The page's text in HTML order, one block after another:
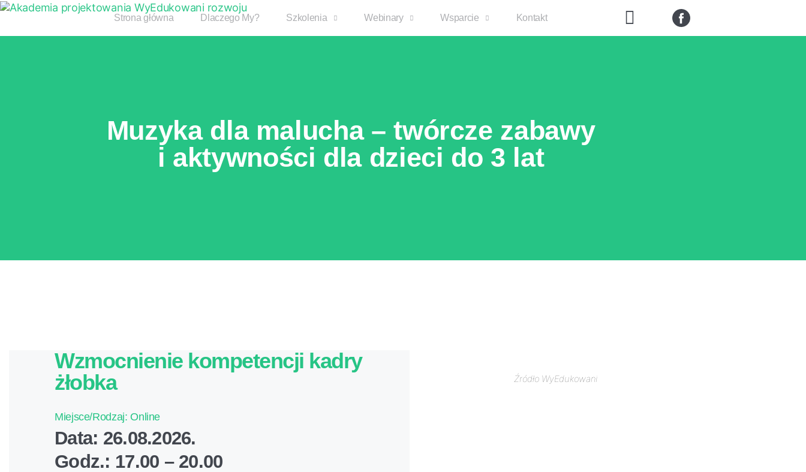
Strona główna Dlaczego My? Szkolenia Webinary Wsparcie Kontakt
Muzyka dla malucha – twórcze zabawy
i aktywności dla dzieci do 3 lat
Wzmocnienie kompetencji kadry
żłobka
Miejsce/Rodzaj: Online
Data: 26.08.2026.
Godz.: 17.00 – 20.00
Źródło WyEdukowani